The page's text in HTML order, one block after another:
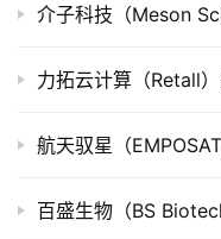
上
投
介子科技（Meson
力拓云计算（Retall
航天驭星（
百盛生物（BS